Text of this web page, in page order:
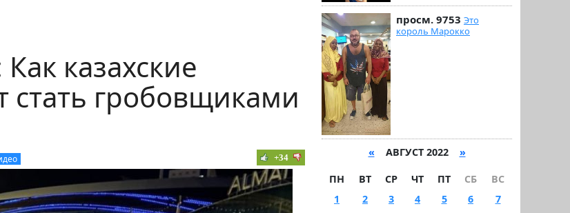
просм. 9753 Это
король Марокко
« АВГУСТ 2022 »
ПН ВТ СР ЧТ ПТ СБ
ВС
1
2 3 4 5 6
7
казахские
стать гробовщиками
+34